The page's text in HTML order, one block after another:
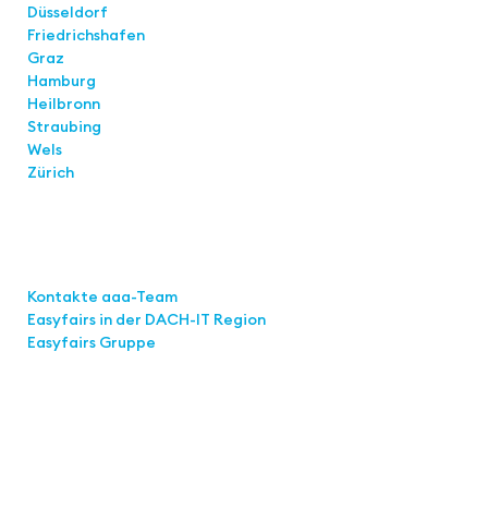
Düsseldorf
Friedrichshafen
Graz
Hamburg
Heilbronn
Straubing
Wels
Zürich
Kontakte aaa-Team
Easyfairs in der DACH-IT Region
Easyfairs Gruppe